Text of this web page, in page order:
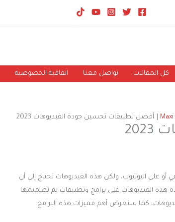
كل المقالات تواصل معنا اتفاقية الخصوصية
Maxi أفضل تطبيقات تحسين جودة الفيديوهات 2023
على اليوتيوب، ولكن هذه الفيديوهات تحتاج إلى أن
هذه الفيديوهات على برامج وتطبيقات تم تصميمها
كما سنعرض أهم مميزات هذه البرامج